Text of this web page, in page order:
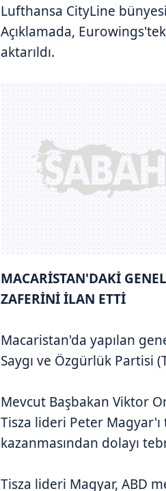
Lufthansa CityLine
Açıklamada,
aktarıldı.
MACARİSTAN'DAKİ
ZAFERİNİ İLAN ETTİ
Macaristan'da yapılan
Saygı ve Özgürlük Partisi
Mevcut Başbakan Viktor
Tisza lideri Peter
kazanmasından dolayı
Tisza lideri Magyar, ABD